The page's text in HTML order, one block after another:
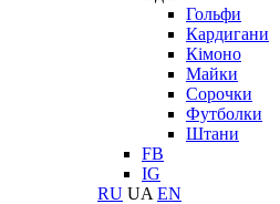
Гольфи
Кардигани
Кімоно
Майки
Сорочки
Футболки
Штани
FB
IG
RU UA EN